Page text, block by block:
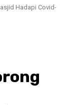
Hadapi Covid-